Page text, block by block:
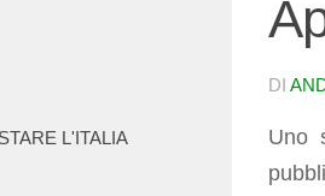
DI
Uno
L'ITALIA